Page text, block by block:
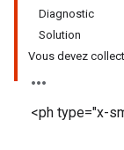
Diagnostic
Solution
Vous devez
<ph type="x-